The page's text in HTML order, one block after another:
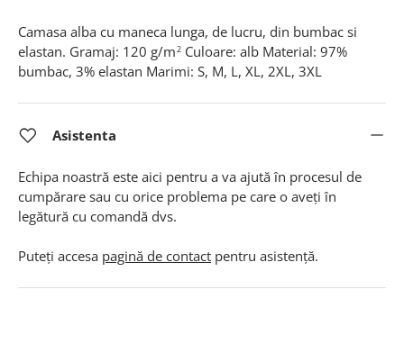
Camasa alba cu maneca lunga, de lucru, din bumbac si
elastan. Gramaj: 120 g/m2 Culoare: alb Material: 97%
bumbac, 3% elastan Marimi: S, M, L, XL, 2XL, 3XL
Asistenta
Echipa noastră este aici pentru a va ajută în procesul de
cumpărare sau cu orice problema pe care o aveți în
legătură cu comandă dvs.
Puteți accesa pagină de contact pentru asistență.